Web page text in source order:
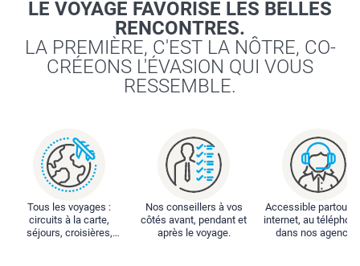
LE VOYAGE FAVORISE LES BELLES
RENCONTRES.
LA PREMIÈRE, C'EST LA NÔTRE, CO-
CRÉEONS L'ÉVASION QUI VOUS
RESSEMBLE.
Tous les voyages :
circuits à la carte,
séjours, croisières,
Nos conseillers à vos
côtés avant, pendant et
après le voyage.
Accessible partout :
internet, au
dans nos